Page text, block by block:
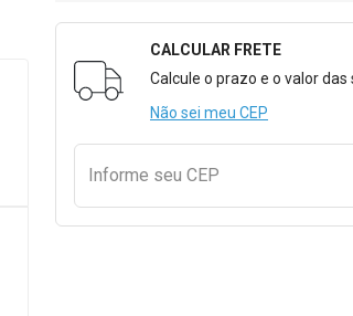
Formulário para
CALCULAR FRETE
Calcule o prazo e o valor
Não sei meu CEP
Informe seu CEP